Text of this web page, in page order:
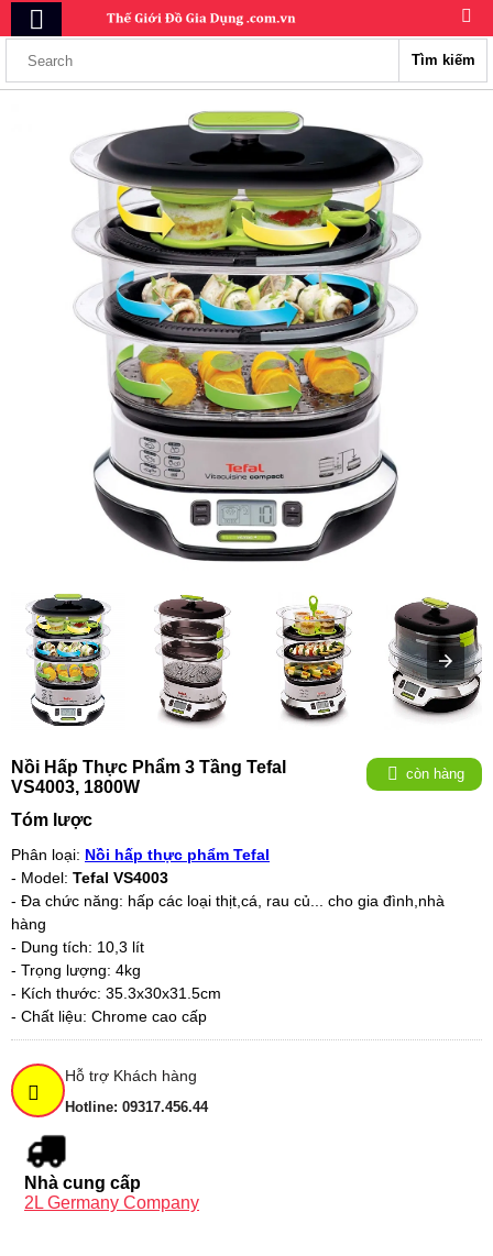
Tìm kiếm
Nồi Hấp Thực Phẩm 3 Tầng Tefal
VS4003, 1800W
còn hàng
Tóm lược
Phân loại: Nồi hấp thực phẩm Tefal
- Model: Tefal VS4003
- Đa chức năng: hấp các loại thịt,cá, rau củ... cho gia đình,nhà
hàng
- Dung tích: 10 ,3 lít
- Trọng lượng: 4kg
- Kích thước: 35.3x30x31.5cm
- Chất liệu: Chrome cao cấp
Hỗ trợ Khách hàng
Hotline: 09317.456.44
Nhà cung cấp
2L Germany Company